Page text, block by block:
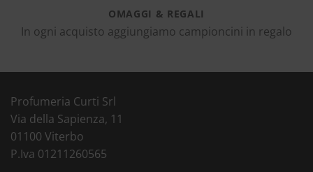
OMAGGI & REGALI
In ogni acquisto aggiungiamo campioncini in regalo
Profumeria Curti Srl
Via della Sapienza, 11
01100 Viterbo
P.Iva 01211260565